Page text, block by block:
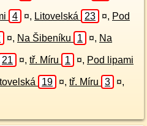
4 ¤, Litovelská 23 ¤, Pod
¤, Na Šibeníku 1 ¤, Na
21 ¤, tř. Míru 1 ¤, Pod lipami
19 ¤, tř. Míru 3 ¤,